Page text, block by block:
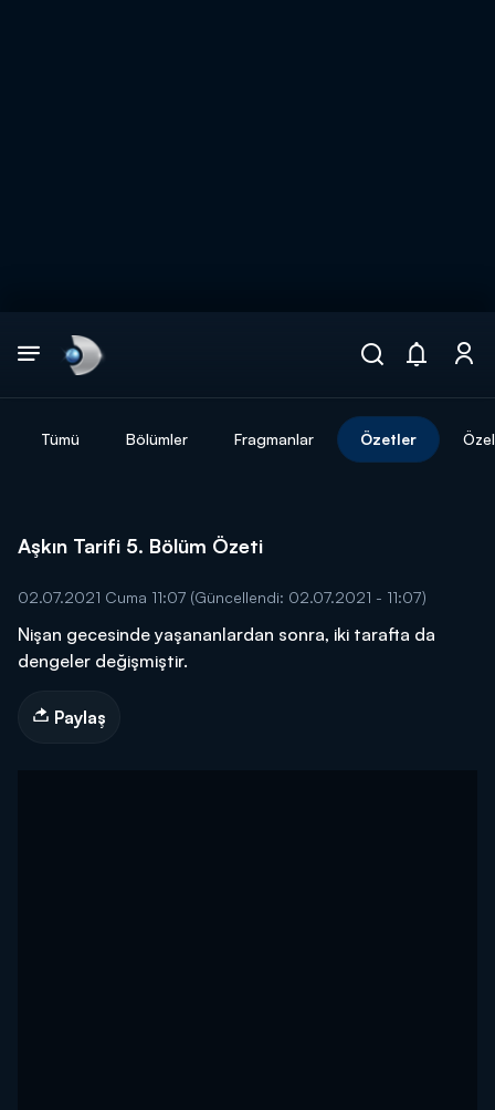
Tümü Bölümler Fragmanlar Özetler
Aşkın Tarifi 5. Bölüm Özeti
02.07.2021 Cuma 11:07 (Güncellendi: 02.07.2021 - 11:07)
Nişan gecesinde yaşananlardan sonra, iki tarafta da
dengeler değişmiştir.
Paylaş